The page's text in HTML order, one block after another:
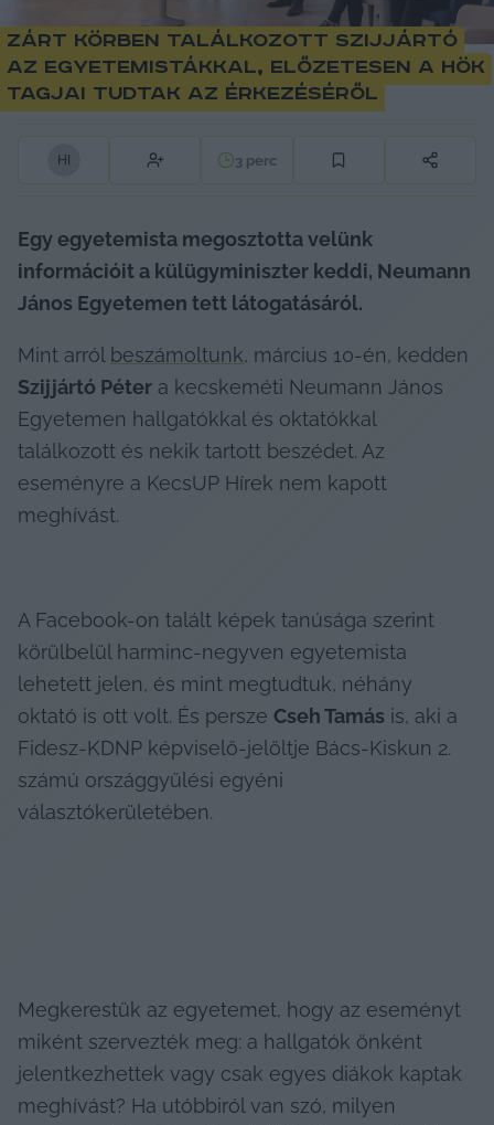
Zárt körben találkozott Szijjártó
az egyetemistákkal, előzetesen a HÖK
tagjai tudtak az érkezéséről
H 3 perc
Egy egyetemista megosztotta velünk
információit a külügyminiszter keddi, Neumann
János Egyetemen tett látogatásáról.
Mint arról beszámoltunk
Szijjártó Péter a kecskeméti Neumann János
Egyetemen hallgatókkal és oktatókkal
találkozott és nekik tartott beszédet. Az
eseményre a KecsUP Hírek nem kapott
meghívást.
A Facebook-on talált képek tanúsága szerint
körülbelül harminc-negyven egyetemista
lehetett jelen, és mint megtudtuk, néhány
oktató is ott volt. És persze Cseh Tamás is, aki a
Fidesz-KDNP képviselő-jelöltje Bács-Kiskun 2.
számú országgyűlési egyéni
választókerületében.
Megkerestük az egyetemet, hogy az eseményt
miként szervezték meg: a hallgatók önként
jelentkezhettek vagy csak egyes diákok kaptak
meghívást? Ha utóbbiról van szó, milyen